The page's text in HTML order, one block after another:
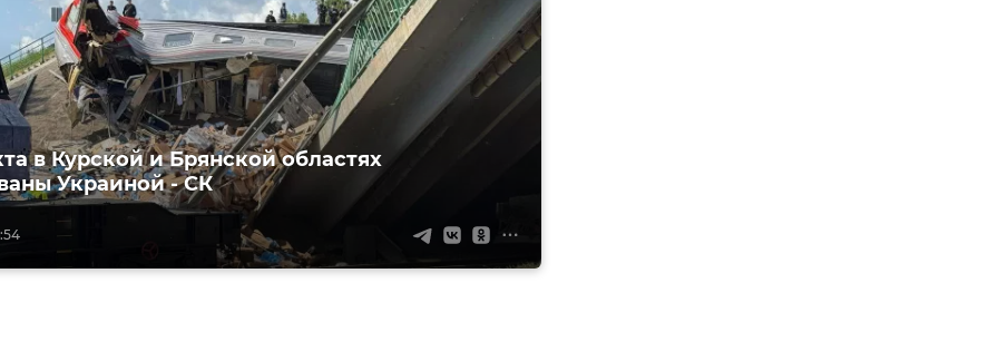
в Курской и Брянской областях
Украиной - СК